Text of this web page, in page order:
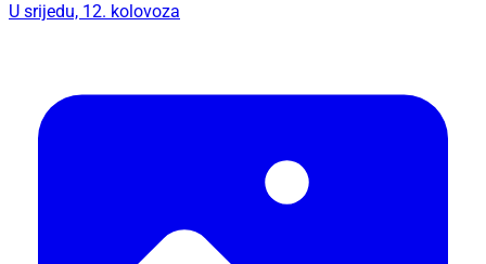
U srijedu, 12. kolovoza